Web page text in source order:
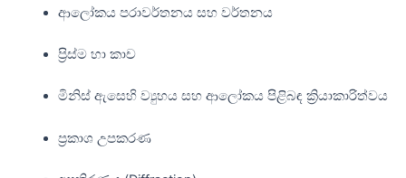
ආලෝකය පරාවර්තනය සහ වර්තනය
ප්‍රිස්ම හා කාච
මිනිස් ඇසෙහි ව්‍යුහය සහ ආලෝකය පිළිබඳ ක්‍රියාකාරිත්වය
ප්‍රකාශ උපකරණ